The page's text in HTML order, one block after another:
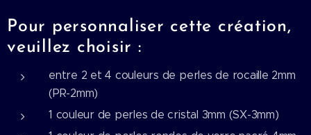
Pour personnaliser cette création,
veuillez choisir :
entre 2 et 4 couleurs de perles de rocaille 2mm
(PR-2mm)
1 couleur de perles de cristal 3mm (SX-3mm)